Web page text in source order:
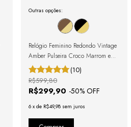
Outras opções:
Relógio Feminino Redondo Vintage
Amber Pulseira Croco Marrom e
Caixa Dourada com Números
Romanos
(10)
R$299,90 -50% OFF
R$599,80
6 x de R$49,98 sem juros